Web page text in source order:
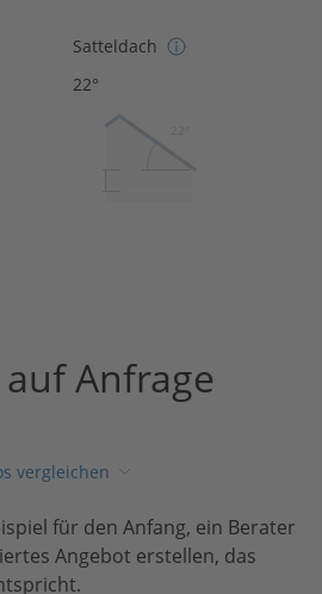
Satteldach
22°
auf Anfrage
vergleichen
für den Anfang, ein Berater
Angebot erstellen, das